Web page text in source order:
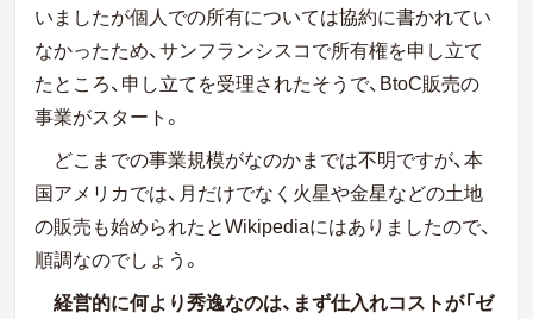
いましたが個人での所有については協約に書かれてい
なかったため、サンフランシスコで所有権を申し立て
たところ、申し立てを受理されたそうで、 BtoC販売の
事業がスタート。
どこまでの事業規模がなのかまでは不明ですが、本
国アメリカでは、月だけでなく火星や金星などの土地
の販売も始められたとWikipediaにはありましたので、
順調なのでしょう。
経営的に何より秀逸なのは、まず仕入れコストが「ゼ